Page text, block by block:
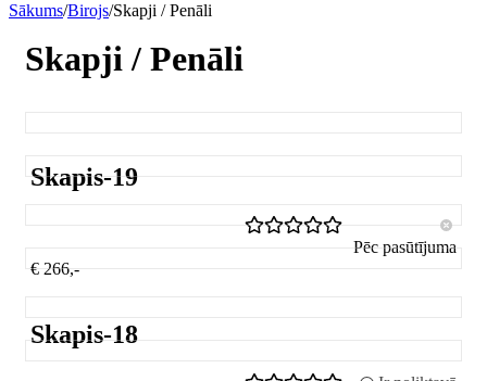
Sākums/Birojs/Skapji / Penāli
Skapji / Penāli
Skapis-19
Pēc pasūtījuma
€ 266,-
Skapis-18